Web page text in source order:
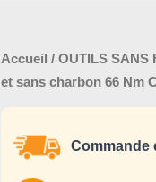
Accueil / OUTILS SANS
et sans charbon 66 Nm
Commande
Le
quantité
de
percussion